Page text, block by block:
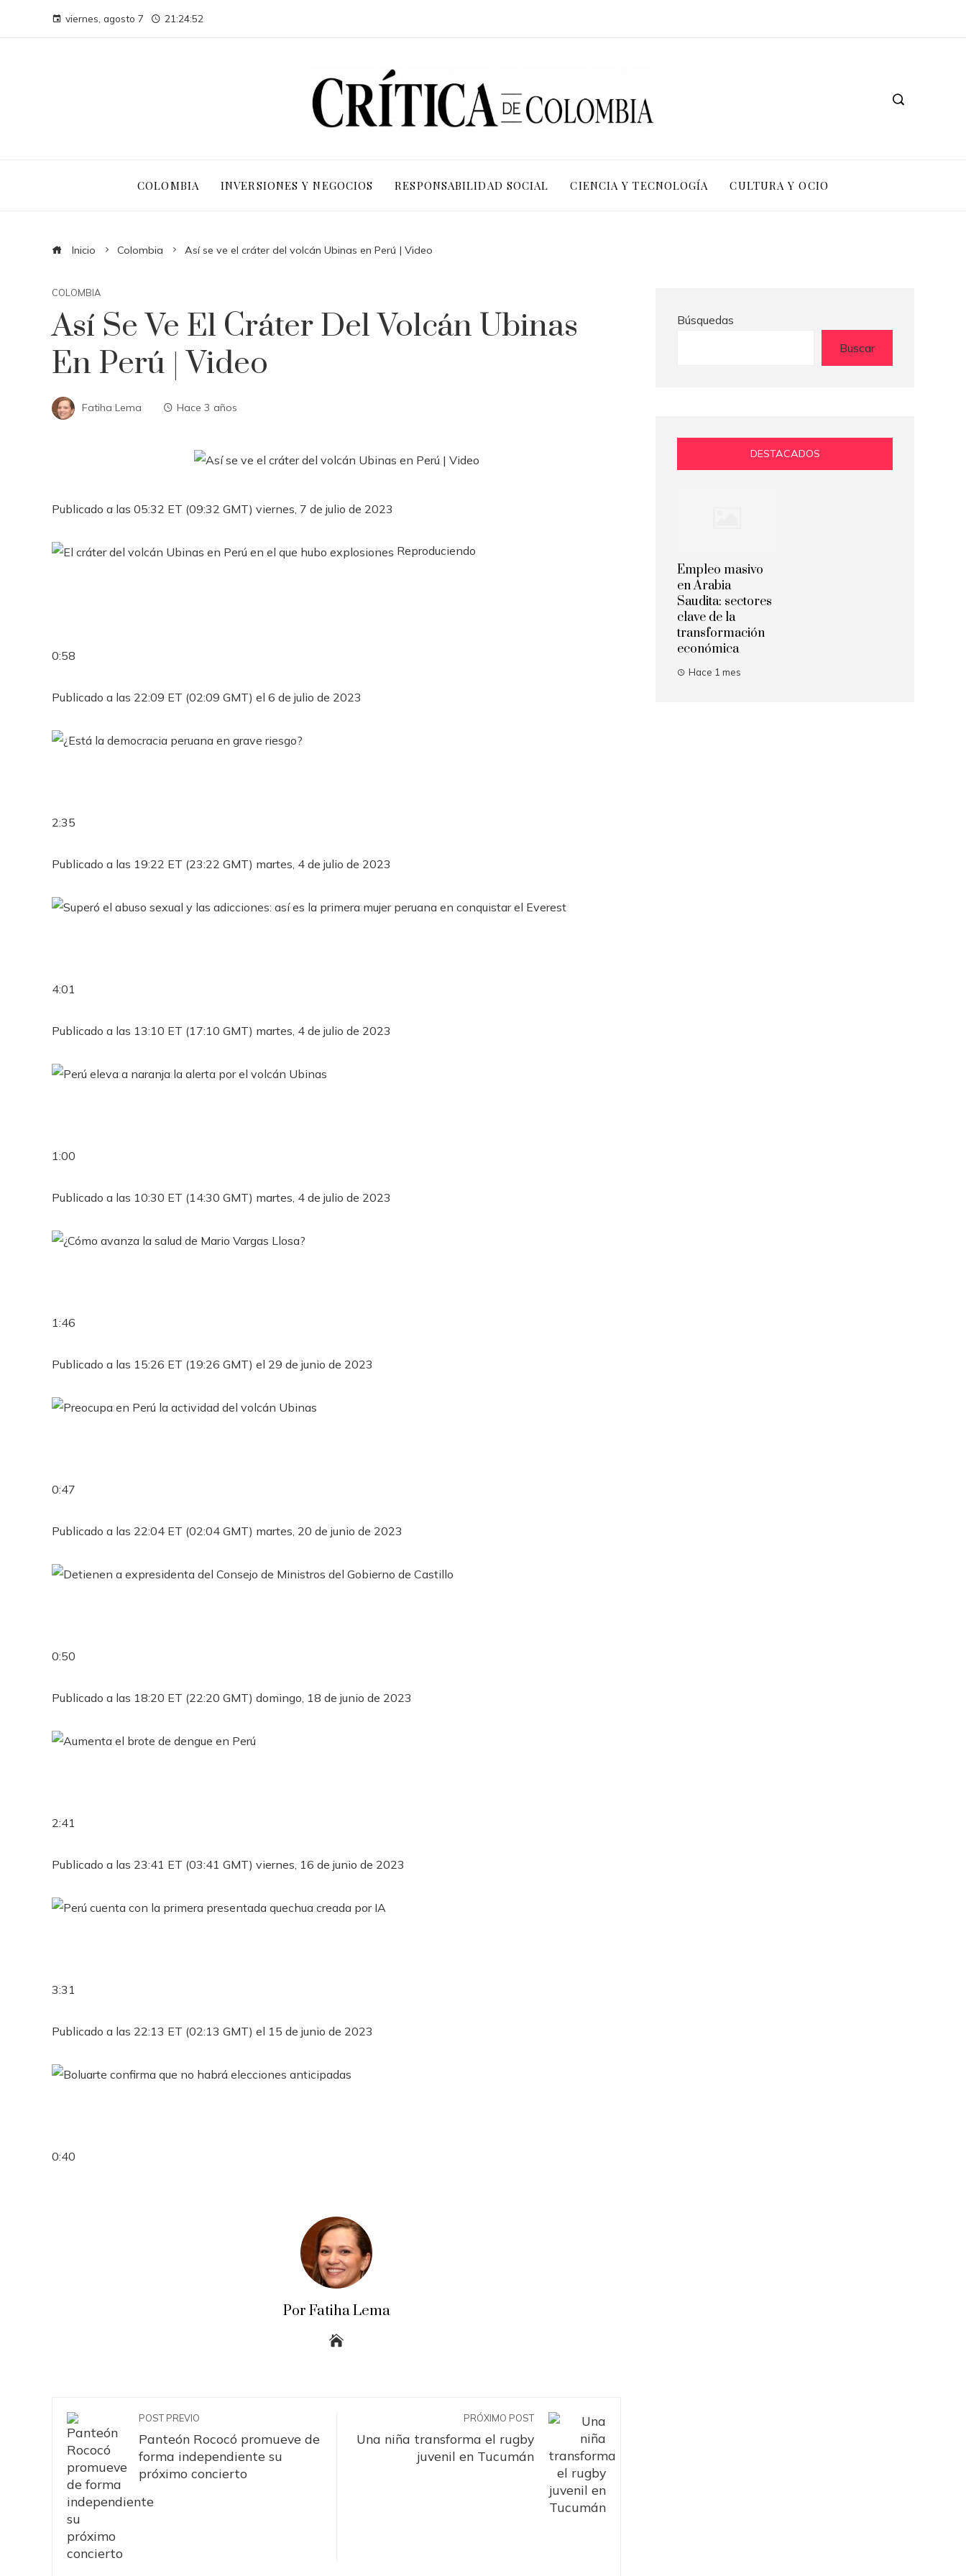
viernes, agosto 7 21:24:53
COLOMBIA INVERSIONES Y NEGOCIOS RESPONSABILIDAD SOCIAL CIENCIA Y TECNOLOGÍA CULTURA Y OCIO
Inicio Colombia Así se ve el cráter del volcán Ubinas en Perú | Video
COLOMBIA
Así Se Ve El Cráter Del Volcán Ubinas
En Perú | Video
Fatiha Lema Hace 3 años
Publicado a las 05:32 ET (09:32 GMT) viernes, 7 de julio de 2023
Reproduciendo
0:58
Publicado a las 22:09 ET (02:09 GMT) el 6 de julio de 2023
2:35
Publicado a las 19:22 ET (23:22 GMT) martes, 4 de julio de 2023
4:01
Publicado a las 13:10 ET (17:10 GMT) martes, 4 de julio de 2023
1:00
Publicado a las 10:30 ET (14:30 GMT) martes, 4 de julio de 2023
1:46
Publicado a las 15:26 ET (19:26 GMT) el 29 de junio de 2023
0:47
Publicado a las 22:04 ET (02:04 GMT) martes, 20 de junio de 2023
0:50
Publicado a las 18:20 ET (22:20 GMT) domingo, 18 de junio de 2023
2:41
Publicado a las 23:41 ET (03:41 GMT) viernes, 16 de junio de 2023
3:31
Publicado a las 22:13 ET (02:13 GMT) el 15 de junio de 2023
0:40
Por Fatiha Lema
POST PREVIO
Panteón Rococó promueve de
forma independiente su
próximo concierto
PRÓXIMO POST
Una niña transforma el rugby
juvenil en Tucumán
Búsquedas
Buscar
DESTACADOS
Empleo masivo
en Arabia
Saudita: sectores
clave de la
transformación
económica
Hace 1 mes